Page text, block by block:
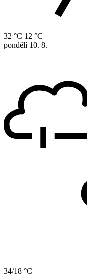
32 °C 12 °C
pondělí 10. 8.
34/18 °C